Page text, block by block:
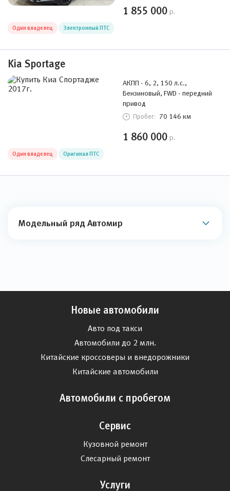
1 855 000 р.
Один владелец Электронный ПТС
Kia Sportage
АКПП - 6, 2, 150 л.с.,
Бензиновый, FWD - передний
привод
Пробег: 70 146 км
1 860 000 р.
Один владелец Оригинал ПТС
Модельный ряд Автомир
Новые автомобили
Авто под такси
Автомобили до 2 млн.
Китайские кроссоверы и внедорожники
Китайские автомобили
Автомобили с пробегом
Сервис
Кузовной ремонт
Слесарный ремонт
Услуги